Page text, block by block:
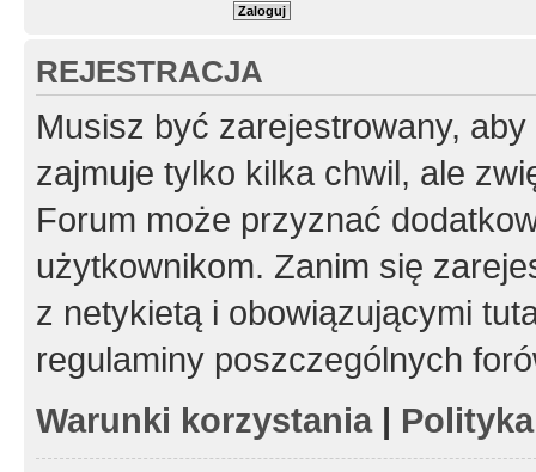
REJESTRACJA
Musisz być zarejestrowany,
zajmuje tylko kilka chwil, ale
Forum może przyznać
użytkownikom. Zanim się
z netykietą i obowiązującymi
regulaminy poszczególnych
Warunki korzystania|